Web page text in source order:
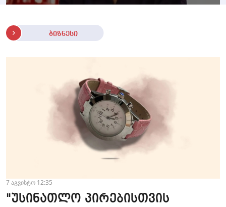
ბიზნესი
7 აგვისტო 12:35
"უსინათლო პირებისთვის